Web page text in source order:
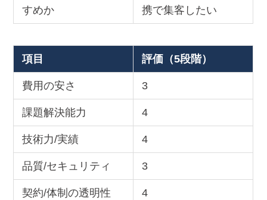
すめか
携で集客したい
項目 評価（5段階）
費用の安さ 3
課題解決能力 4
技術力/実績 4
品質/セキュリティ 3
契約/体制の透明性 4